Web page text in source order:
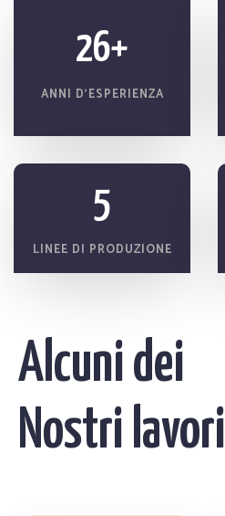
26+
ANNI D’ESPERIENZA
5
LINEE DI PRODUZIONE
Alcuni dei
Nostri lavori